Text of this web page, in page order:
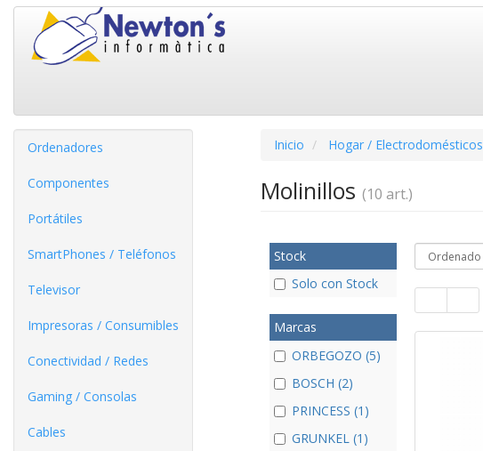
Ordenadores
Componentes
Portátiles
SmartPhones / Teléfonos
Televisor
Impresoras / Consumibles
Conectividad / Redes
Gaming / Consolas
Cables
Inicio Hogar / Electrodomésticos
Molinillos (10 art.)
Stock
Solo con Stock
Marcas
ORBEGOZO (5)
BOSCH (2)
PRINCESS (1)
GRUNKEL (1)